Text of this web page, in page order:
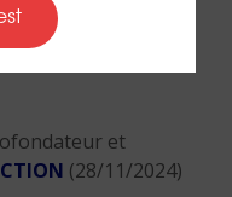
dans la
et
(28/11/2024)